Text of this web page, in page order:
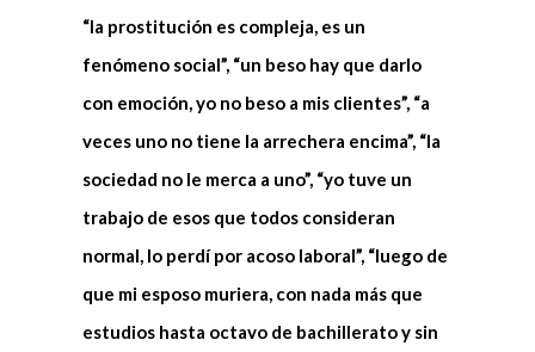
“la prostitución es compleja, es un
fenómeno social”, “un beso hay que darlo
con emoción, yo no beso a mis clientes”, “a
veces uno no tiene la arrechera encima”, “la
sociedad no le merca a uno”, “yo tuve un
trabajo de esos que todos consideran
normal, lo perdí por acoso laboral”, “luego de
que mi esposo muriera, con nada más que
estudios hasta octavo de bachillerato y sin